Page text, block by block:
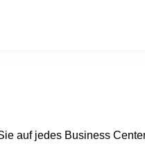
auf jedes Business